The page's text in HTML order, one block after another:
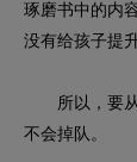
琢磨书中的内
没有给孩子提
所以，要从2
不会掉队。